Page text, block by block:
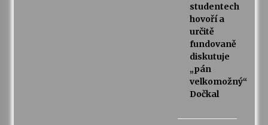
studentech
hovoří a
určitě
fundovaně
diskutuje
„pán
velkomožný“
Dočkal